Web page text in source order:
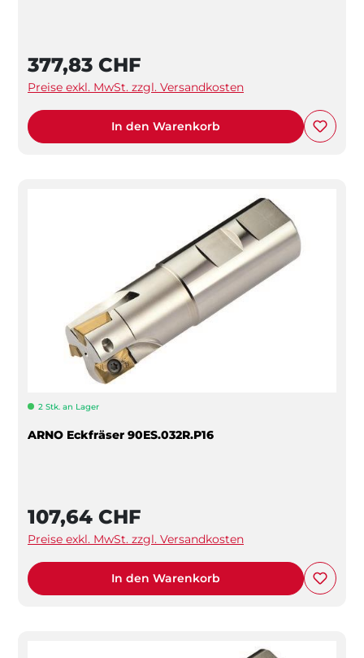
377,83 CHF
Preise exkl. MwSt. zzgl. Versandkosten
In den Warenkorb
2 Stk. an Lager
ARNO Eckfräser 90ES.032R.P16
107,64 CHF
Preise exkl. MwSt. zzgl. Versandkosten
In den Warenkorb